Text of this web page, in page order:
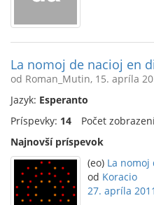
La nomoj de nacioj en
od Roman_Mutin, 15. apríla
Jazyk: Esperanto
Príspevky: 14 Počet
Najnovší príspevok
(eo) La
od Koracio
27. apríla 2011